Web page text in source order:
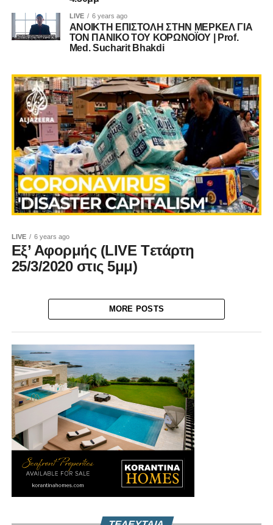
LIVE 6 years ago
ΑΝΟΙΚΤΗ ΕΠΙΣΤΟΛΗ ΣΤΗΝ ΜΕΡΚΕΛ ΓΙΑ
ΤΟΝ ΠΑΝΙΚΟ ΤΟΥ ΚΟΡΩΝΟΪΟΥ | Prof.
Med. Sucharit Bhakdi
LIVE 6 years ago
Εξ’ Αφορμής (LIVE Tετάρτη
25/3/2020 στις 5μμ)
MORE POSTS